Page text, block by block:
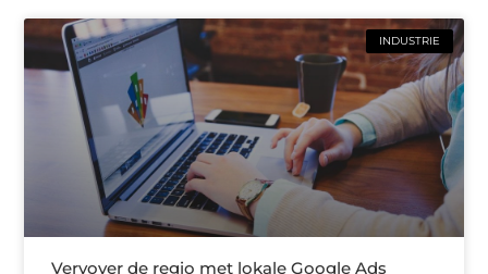
INDUSTRIE
Vervover de regio met lokale Google Ads